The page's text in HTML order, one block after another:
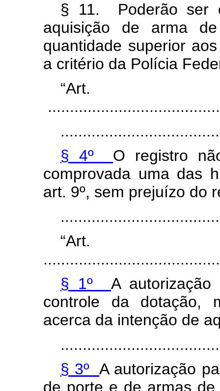
§ 11. Poderão ser
aquisição de arma
quantidade superior
a critério da Polícia
§ 4º O registro
comprovada uma das
art. 9º, sem prejuízo do
§ 1º A
controle da dotação,
acerca da intenção de
§ 3ºA autorização
de porte e de armas